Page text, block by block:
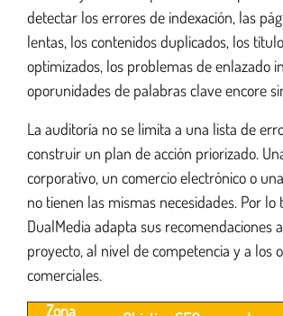
detectar los errores de indexación, las
lentas, los contenidos duplicados, los
optimizados, los problemas de enlazado
oporunidades de palabras clave encore
La auditoría no se limita a una lista de
construir un plan de acción priorizado.
corporativo, un comercio electrónico o
no tienen las mismas necesidades. Por lo
DualMedia adapta sus recomendaciones
proyecto, al nivel de competencia y a los
comerciales.
Zona